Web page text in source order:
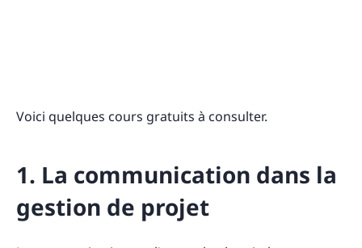
Voici quelques cours gratuits à consulter.
1. La communication dans la
gestion de projet